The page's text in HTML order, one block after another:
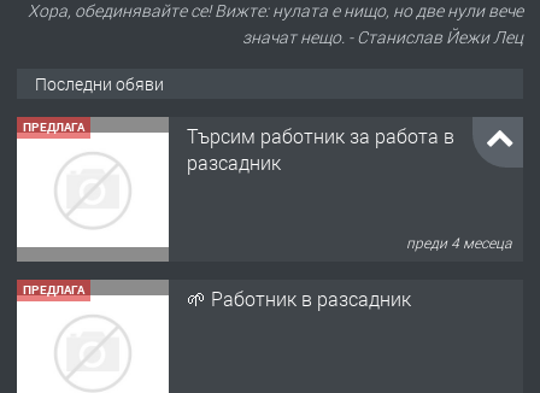
Хора, обединявайте се! Вижте: нулата е нищо, но две нули вече
значат нещо. - Станислав Йежи Лец
Последни обяви
ПРЕДЛАГА
Търсим работник за работа в
разсадник
преди 4 месеца
ПРЕДЛАГА 🌱 Работник в разсадник